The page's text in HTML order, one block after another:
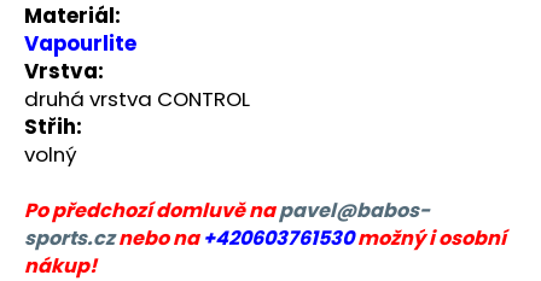
Materiál:
Vapourlite
Vrstva:
druhá vrstva CONTROL
Střih:
volný
Po předchozí domluvě napavel@babos-
sports.cznebo na+420603761530možný i osobní
nákup!